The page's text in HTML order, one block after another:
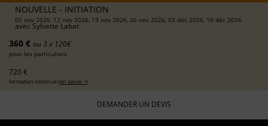
NOUVELLE - INITIATION
05 nov 2026, 12 nov 2026, 19 nov 2026, 26 nov 2026, 03 déc 2026, 10 déc 2026
avec Sylvette Labat
360 € ou 3 x 120€
pour les particuliers
720 €
formation continue (en savoir +)
DEMANDER UN DEVIS